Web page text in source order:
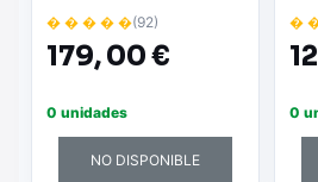
Autonomía 120 Min/
control por WiFi
� � � � �(92)
179,00 €
0 unidades
NO DISPONIBLE
�
0